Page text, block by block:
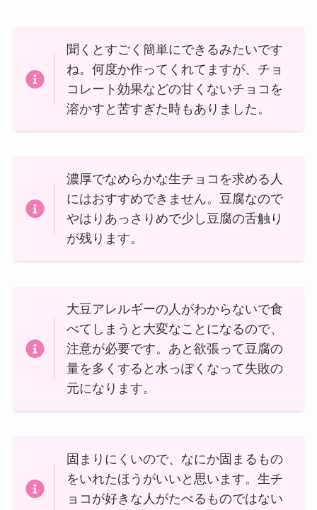
聞くとすごく簡単にできるみたいです
ね。何度か作ってくれてますが、チョ
コレート効果などの甘くないチョコを
溶かすと苦すぎた時もありました。
濃厚でなめらかな生チョコを求める人
にはおすすめできません。豆腐なので
やはりあっさりめで少し豆腐の舌触り
が残ります。
大豆アレルギーの人がわからないで食
べてしまうと大変なことになるので、
注意が必要です。あと欲張って豆腐の
量を多くすると水っぽくなって失敗の
元になります。
固まりにくいので、なにか固まるもの
をいれたほうがいいと思います。生チ
ョコが好きな人がたべるものではない